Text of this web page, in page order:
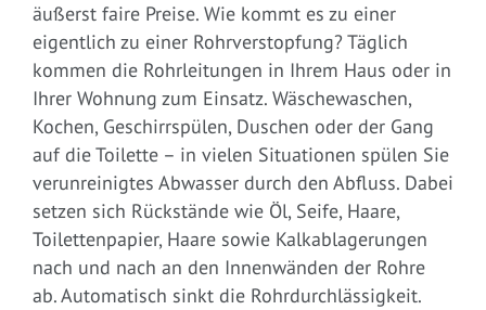
äußerst faire Preise. Wie kommt es zu einer
eigentlich zu einer Rohrverstopfung? Täglich
kommen die Rohrleitungen in Ihrem Haus oder in
Ihrer Wohnung zum Einsatz. Wäschewaschen,
Kochen, Geschirrspülen, Duschen oder der Gang
auf die Toilette – in vielen Situationen spülen Sie
verunreinigtes Abwasser durch den Abfluss. Dabei
setzen sich Rückstände wie Öl, Seife, Haare,
Toilettenpapier, Haare sowie Kalkablagerungen
nach und nach an den Innenwänden der Rohre
ab. Automatisch sinkt die Rohrdurchlässigkeit.